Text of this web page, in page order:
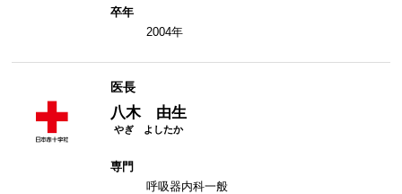
卒年
2004年
医長
八木 由生
専門
呼吸器内科一般